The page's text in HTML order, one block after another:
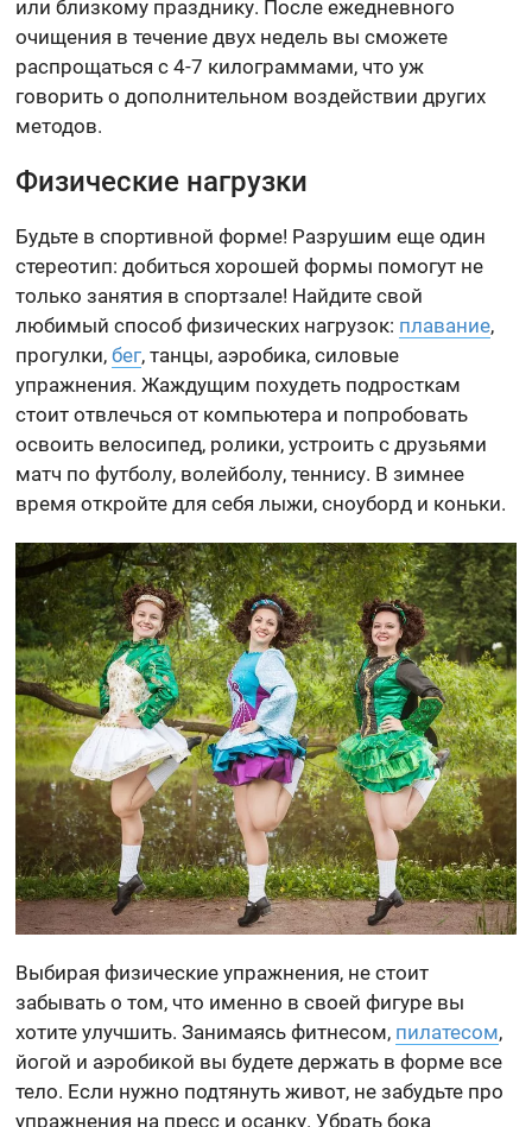
или близкому празднику. После ежедневного
очищения в течение двух недель вы сможете
распрощаться с 4-7 килограммами, что уж
говорить о дополнительном воздействии других
методов.
Физические нагрузки
Будьте в спортивной форме! Разрушим еще один
стереотип: добиться хорошей формы помогут не
только занятия в спортзале! Найдите свой
любимый способ физических нагрузок: плавание,
прогулки,бег, танцы, аэробика, силовые
упражнения. Жаждущим похудеть подросткам
стоит отвлечься от компьютера и попробовать
освоить велосипед, ролики, устроить с друзьями
матч по футболу, волейболу, теннису. В зимнее
время откройте для себя лыжи, сноуборд и коньки.
Выбирая физические упражнения, не стоит
забывать о том, что именно в своей фигуре вы
хотите улучшить. Занимаясь фитнесом, пилатесом,
йогой и аэробикой вы будете держать в форме все
тело. Если нужно подтянуть живот, не забудьте про
упражнения на пресс и осанку. Убрать бока